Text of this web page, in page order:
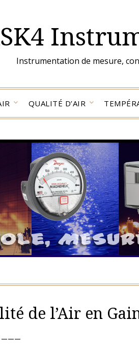
Instrumentation de mesure,
QUALITÉ D’AIR
de l’Air en
———